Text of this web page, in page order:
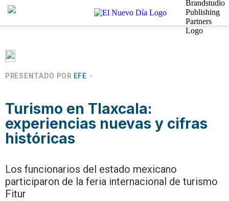
PRESENTADO POR EFE
Turismo en Tlaxcala:
experiencias nuevas y cifras
históricas
Los funcionarios del estado mexicano
participaron de la feria internacional de turismo
Fitur